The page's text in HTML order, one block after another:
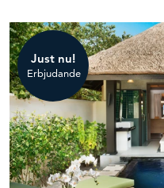
Just nu!
Erbjudande